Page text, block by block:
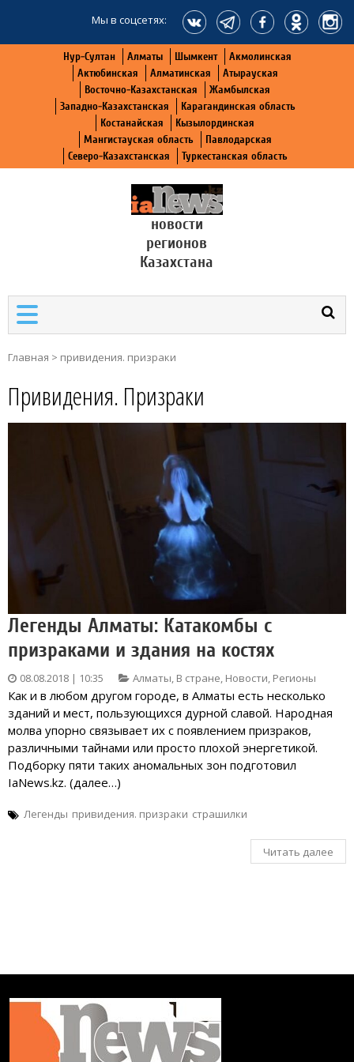
Мы в соцсетях:
Нур-Султан Алматы Шымкент
Акмолинская
Актюбинская
Алматинская
Атырауская
Восточно-Казахстанская
Жамбылская
Западно-Казахстанская
Карагандинская область
Костанайская
Кызылординская
Мангистауская область
Павлодарская
Северо-Казахстанская
Туркестанская область
новости
регионов
Казахстана
Главная > привидения. призраки
Привидения. Призраки
Легенды Алматы: Катакомбы с
призраками и здания на костях
08.08.2018 | 10:35 Алматы, В стране, Новости, Регионы
Как и в любом другом городе, в Алматы есть несколько
зданий и мест, пользующихся дурной славой. Народная
молва упорно связывает их с появлением призраков,
различными тайнами или просто плохой энергетикой.
Подборку пяти таких аномальных зон подготовил
IaNews.kz. (далее…)
Легенды привидения. призраки страшилки
Читать далее